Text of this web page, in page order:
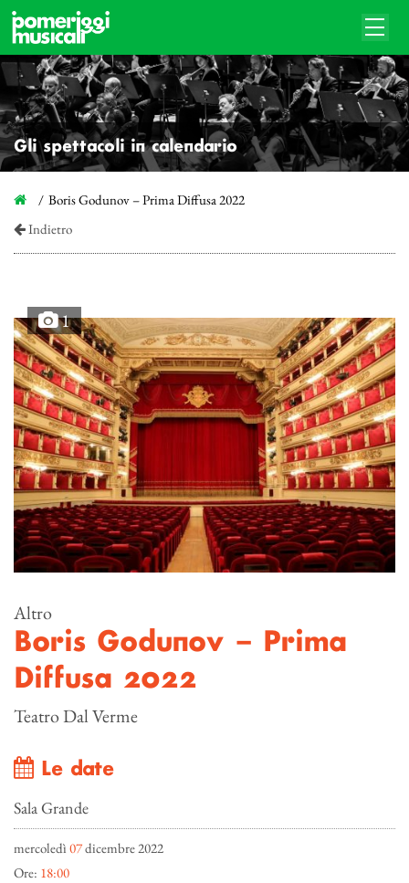
Gli spettacoli in calendario
Boris Godunov – Prima Diffusa 2022
Indietro
1
Altro
Boris Godunov – Prima
Diffusa 2022
Teatro Dal Verme
Le date
Sala Grande
mercoledì 07dicembre 2022
Ore: 18:00